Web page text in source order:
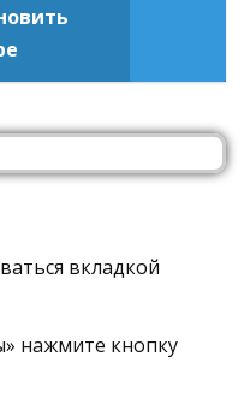
вкладкой
нажмите кнопку